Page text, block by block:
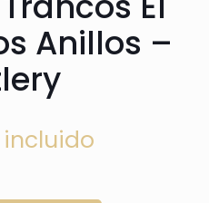
Anillos –
incluido